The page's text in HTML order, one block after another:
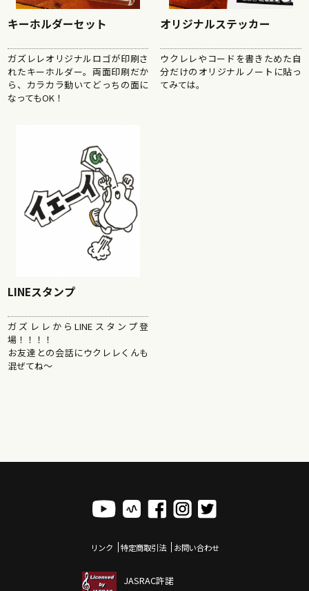
キーホルダーセット
ガズレレオリジナルロゴが印刷さ
れたキーホルダー。両面印刷だか
ら、カラカラ動いてどっちの面に
なってもOK！
オリジナルステッカー
ウクレレやコードを書きためた自
分だけの​オリジナルノートに貼っ
てみては。
LINEスタンプ
ガズレレからLINEスタンプ登
場！！！！
​お友達との会話にウクレレくんも
混ぜてね〜
リンク 特定商取引法 お問い合わせ
JASRAC許諾